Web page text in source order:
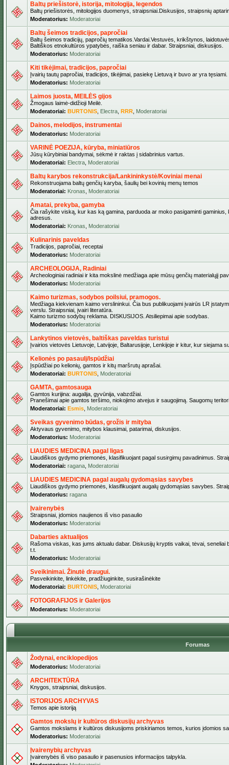
Baltų priešistorė, istorija, mitologija, legendos
Baltų priešistorės, mitologijos duomenys, straipsniai.Diskusijos, straipsnių
Moderatorius: Moderatoriai
Baltų šeimos tradicijos, papročiai
Baltų šeimos tradicijų, papročių tematikos.Vardai.Vestuvės, krikštynos,
Baltiškos etnokultūros ypatybės, raiška seniau ir dabar. Straipsniai, diskusijos.
Moderatorius: Moderatoriai
Kiti tikėjimai, tradicijos, papročiai
Įvairių tautų papročiai, tradicijos, tikėjimai, pasiekę Lietuvą ir buvo ar yra tęsiami.
Moderatorius: Moderatoriai
Laimos juosta, MEILĖS gijos
Žmogaus laimė-didžioji Meilė.
Moderatoriai: BURTONIS Electra RRR Moderatoriai
Dainos, melodijos, instrumentai
Moderatorius: Moderatoriai
VARINĖ POEZIJA, kūryba, miniatiūros
Jūsų kūrybiniai bandymai, sėkmė ir raktas į sidabrinius vartus.
Moderatoriai: Electra Moderatoriai
Baltų karybos rekonstrukcija/Lankininkystė/Koviniai menai
Rekonstruojama baltų genčių karyba, šaulių bei kovinių menų temos
Moderatoriai: Kronas Moderatoriai
Amatai, prekyba, gamyba
Čia rašykite viską, kur kas ką gamina, parduoda ar moko pasigaminti
adresus.
Moderatoriai: Kronas Moderatoriai
Kulinarinis paveldas
Tradicijos, papročiai, receptai
Moderatorius: Moderatoriai
ARCHEOLOGIJA, Radiniai
Archeologiniai radiniai ir kita mokslinė medžiaga apie mūsų genčių materialųjį
Moderatorius: Moderatoriai
Kaimo turizmas, sodybos poilsiui, pramogos.
Medžiaga kiekvienam kaimo verslininkui. Čia bus publikuojami įvairūs LR
verslu. Straipsniai, įvairi literatūra.
Kaimo turizmo sodybų reklama. DISKUSIJOS. Atsiliepimai apie sodybas.
Moderatorius: Moderatoriai
Lankytinos vietovės, baltiškas paveldas turistui
Įvairios vietovės Lietuvoje, Latvijoje, Baltarusijoje, Lenkijoje ir kitur, kur siejama
Kelionės po pasaulį/Ispūdžiai
Įspūdžiai po kelionių, gamtos ir kitų maršrutų aprašai.
Moderatoriai: BURTONIS Moderatoriai
GAMTA, gamtosauga
Gamtos kurijina: augalija, gyvūnija, vabzdžiai.
Pranešimai apie gamtos teršimo, niokojimo atvejus ir saugojimą. Saugomų
Moderatoriai: Esmis Moderatoriai
Sveikas gyvenimo būdas, grožis ir mityba
Aktyvaus gyvenimo, mitybos klausimai, patarimai, diskusijos.
Moderatorius: Moderatoriai
LIAUDIES MEDICINA pagal ligas
Liaudiškos gydymo priemonės, klasifikuojant pagal susirgimų pavadinimus.
Moderatoriai: ragana Moderatoriai
LIAUDIES MEDICINA pagal augalų gydomąsias savybes
Liaudiškos gydymo priemonės, klasifikuojant augalų gydomąsias savybes.
Moderatorius: ragana
Įvairenybės
Straipsniai, įdomios naujienos iš viso pasaulio
Moderatorius: Moderatoriai
Dabarties aktualijos
Rašoma viskas, kas jums aktualu dabar. Diskusijų kryptis vaikai, tėvai, seneliai
t.t.
Moderatorius: Moderatoriai
Sveikinimai. Žinutė draugui.
Pasveikinkite, linkėkite, pradžiuginkite, susirašinėkite
Moderatoriai: BURTONIS Moderatoriai
FOTOGRAFIJOS ir Galerijos
Moderatorius: Moderatoriai
Forumas
Žodynai, enciklopedijos
Moderatorius: Moderatoriai
ARCHITEKTŪRA
Knygos, straipsniai, diskusijos.
ISTORIJOS ARCHYVAS
Temos apie istoriją
Gamtos mokslų ir kultūros diskusijų archyvas
Gamtos mokslams ir kultūros diskusijoms priskiriamos temos, kurios įdomios
Moderatorius: Moderatoriai
Įvairenybių archyvas
Įvairenybės iš viso pasaulio ir pasenusios informacijos talpykla.